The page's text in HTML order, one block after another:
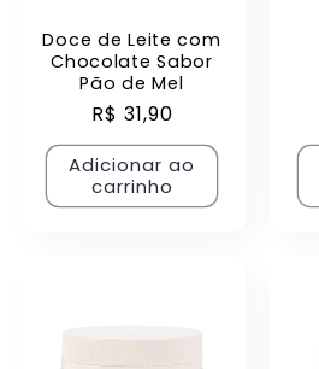
Doce de Leite com
Chocolate Sabor
Pão de Mel
Preço
normal
R$ 31,90
Adicionar ao
carrinho